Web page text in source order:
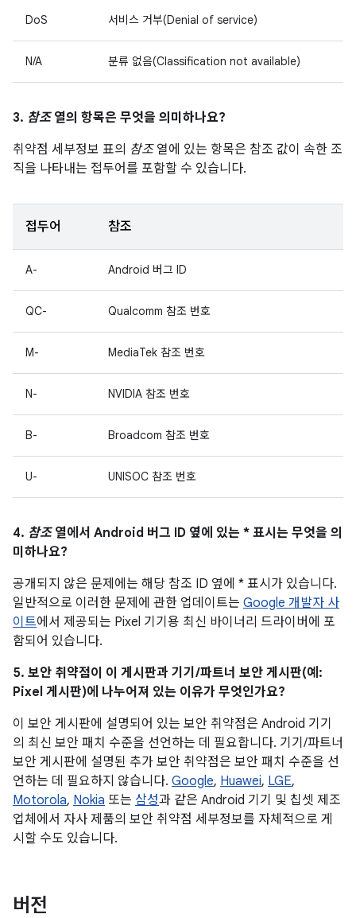
DoS 서비스 거부(Denial of service)
N/A 분류 없음(Classification not available)
3. 참조열의 항목은 무엇을 의미하나요?
취약점 세부정보 표의 참조열에 있는 항목은 참조 값이 속한 조
직을 나타내는 접두어를 포함할 수 있습니다.
접두어 참조
A- Android 버그 ID
QC- Qualcomm 참조 번호
M- MediaTek 참조 번호
N- NVIDIA 참조 번호
B- Broadcom 참조 번호
U- UNISOC 참조 번호
4. 참조열에서 Android 버그 ID 옆에 있는 * 표시는 무엇을 의
미하나요?
공개되지 않은 문제에는 해당 참조 ID 옆에 * 표시가 있습니다.
일반적으로 이러한 문제에 관한 업데이트는 Google 개발자 사
이트에서 제공되는 Pixel 기기용 최신 바이너리 드라이버에 포
함되어 있습니다.
5. 보안 취약점이 이 게시판과 기기/파트너 보안 게시판(예:
Pixel 게시판)에 나누어져 있는 이유가 무엇인가요?
이 보안 게시판에 설명되어 있는 보안 취약점은 Android 기기
의 최신 보안 패치 수준을 선언하는 데 필요합니다. 기기/파트너
보안 게시판에 설명된 추가 보안 취약점은 보안 패치 수준을 선
언하는 데 필요하지 않습니다. Google, Huawei, LGE,
Motorola, Nokia 또는 삼성과 같은 Android 기기 및 칩셋 제조
업체에서 자사 제품의 보안 취약점 세부정보를 자체적으로 게
시할 수도 있습니다.
버전